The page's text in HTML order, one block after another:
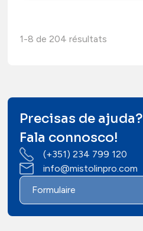
1-8 de 204 résultats
Precisas de ajuda?
Fala connosco!
(+351) 234 799 120
info@mistolinpro.com
Formulaire